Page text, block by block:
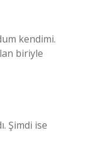
kendimi.
biriyle
Şimdi ise